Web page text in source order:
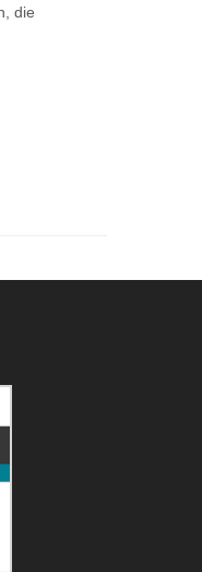
die
und Erfahrungen zu